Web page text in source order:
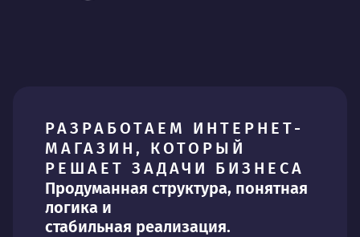
РАЗРАБОТАЕМ ИНТЕРНЕТ-
МАГАЗИН, КОТОРЫЙ
РЕШАЕТ ЗАДАЧИ БИЗНЕСА
Продуманная структура, понятная
логика и
стабильная реализация.